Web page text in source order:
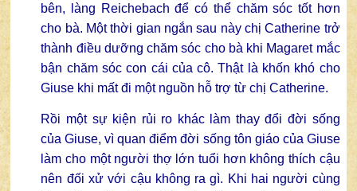
bên, làng Reichebach để có thể chăm sóc tốt hơn
cho bà. Một thời gian ngắn sau này chị Catherine trở
thành điều dưỡng chăm sóc cho bà khi Magaret mắc
bận chăm sóc con cái của cô. Thật là khốn khó cho
Giuse khi mất đi một nguồn hỗ trợ từ chị Catherine.
Rồi một sự kiện rủi ro khác làm thay đổi đời sống
của Giuse, vì quan điểm đời sống tôn giáo của Giuse
làm cho một người thợ lớn tuổi hơn không thích cậu
nên đối xử với cậu không ra gì. Khi hai người cùng